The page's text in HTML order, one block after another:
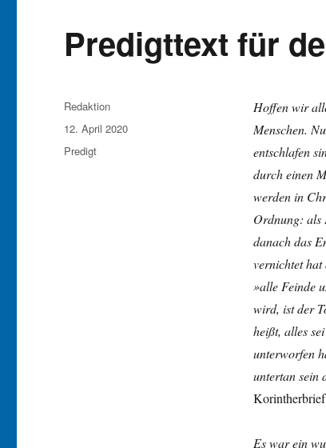
Predigttext für
Hoffen wir
Menschen.
entschlafen
durch einen
werden in
Ordnung: als
danach das
vernichtet
»alle Feinde
wird, ist der
heißt, alles
unterworfen
untertan sein
Es war ein
Autor
Redaktion
Veröffentlicht
am
12. April 2020
Kategorien
Predigt